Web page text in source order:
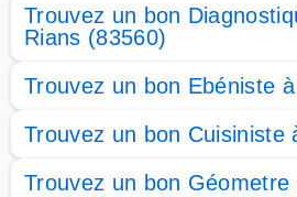
Trouvez un bon
Rians (83560)
Trouvez un bon Ebéniste
Trouvez un bon Cuisiniste
Trouvez un bon Géometre